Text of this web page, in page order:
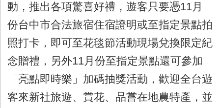
動，推出各項驚喜好禮，遊客只要憑11月
份台中市合法旅宿住宿證明或至指定景點拍
照打卡，即可至花毯節活動現場兌換限定紀
念贈禮，另外11月份至指定景點還可參加
「亮點即時樂」加碼抽獎活動，歡迎全台遊
客來新社旅遊、賞花、品嘗在地農特產，並